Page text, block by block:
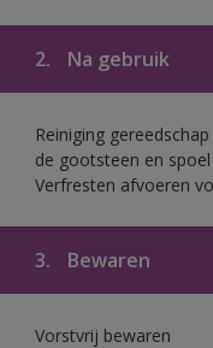
2. Na gebruik
Reiniging
de gootsteen en
Verfresten afvoeren
3. Bewaren
Vorstvrij bewaren